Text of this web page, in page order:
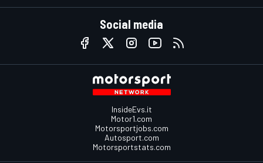
Social media
InsideEvs.it
Motor1.com
Motorsportjobs.com
Autosport.com
Motorsportstats.com